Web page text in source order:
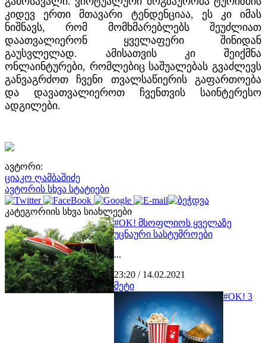
კიდევ ერთი მთავარი ტენდენციაა, ეს კი იმას
ნიშნავს, რომ მომხმარებლებს შეუძლიათ
დაათვალიერონ ყველაფერი შინიდან
გაუსვლელად. ამისათვის კი შეიქმნა
ონლაინტურები, რომლებიც საშუალებას გვაძლევს
განვაგრძოთ ჩვენი თვალსაწიერის გაფართოება
და დავათვალიეროთ ჩვენთვის საინტერესო
ადგილები.
ავტორი:
ციაკო ღამბაშიძე
ავტორის სხვა სტატიები
კატეგორიის სხვა სიახლეები
#OK! მსოფლიოს ყველაზე
უცნაური სასტუმროები
...
23:20 / 14.02.2021
მეტი
#OK! 3